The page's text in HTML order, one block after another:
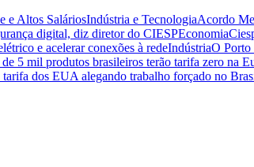
e Altos SaláriosIndústria e TecnologiaAcordo
digital, diz diretor do CIESPEconomia
e acelerar conexões à redeIndústriaO Porto
5 mil produtos brasileiros terão tarifa zero na
tarifa dos EUA alegando trabalho forçado no